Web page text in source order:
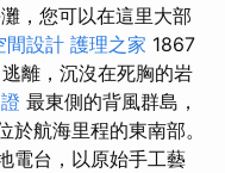
，您可以在這里大部
間設計 護理之家 1867
離，沉沒在死胸的岩
最東側的背風群島，
航海里程的東南部。
電台，以原始手工藝